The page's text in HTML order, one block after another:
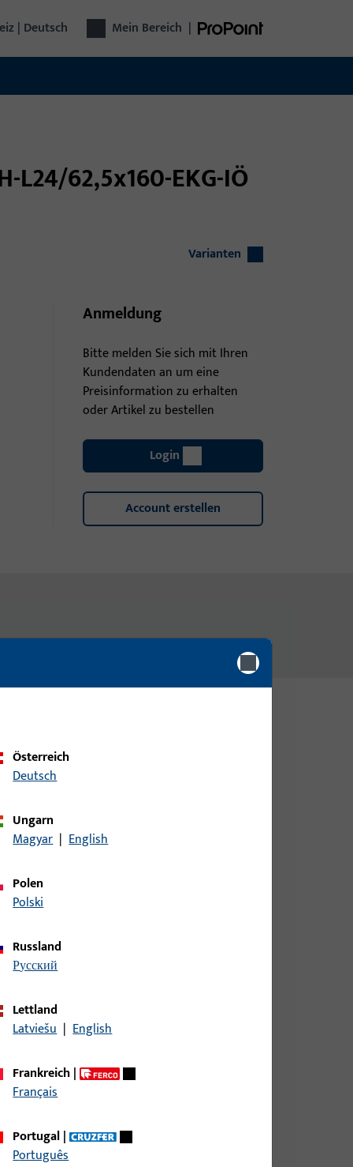
| Deutsch Mein Bereich |
L24/62,5x160-EKG-IÖ
Varianten
Anmeldung
Bitte melden Sie sich mit Ihren
Kundendaten an um eine
Preisinformation zu erhalten
oder Artikel zu bestellen
Login
Account erstellen
LS, AUS NICHTROST.STAHL,ECKIG,
LS AUS NICHTROST.STAHL,ECKIG,
RS AUS NICHTROST.STAHL,ECKIG,
Österreich
Deutsch
Ungarn
Magyar | English
Polen
Polski
Russland
русский
Lettland
Latviešu | English
Frankreich|
Français
Portugal|
Português